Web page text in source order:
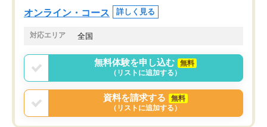
オンライン・コース 詳しく見る
対応エリア 全国
無料体験を申し込む
無料
（リストに追加する）
資料を請求する
無料
（リストに追加する）